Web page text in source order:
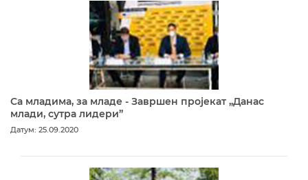
Са младима, за младе - Завршен пројекат „Данас
млади, сутра лидери”
Датум: 25.09.2020